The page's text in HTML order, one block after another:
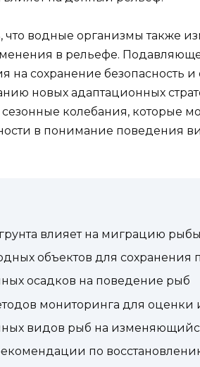
что водные организмы также
в рельефе.
на сохранение безопасность и
новых адаптационных
колебания, которые
в понимание поведения
влияет на миграцию рыбы
объектов для сохранения
осадков на поведение рыб
мониторинга для оценки
видов рыб на
по